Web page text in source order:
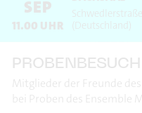
SEP
11.00 UHR
(Deutschland)
Mitglieder der Freunde des
bei Proben des Ensemble